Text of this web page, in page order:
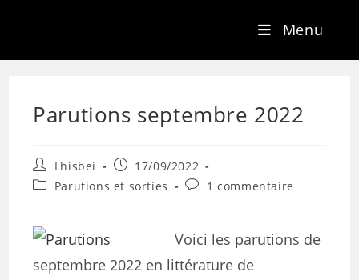
Menu
Parutions septembre 2022
Lhisbei
17/09/2022
Parutions et sorties
1 commentaire
Voici les parutions de
septembre 2022 en littérature de